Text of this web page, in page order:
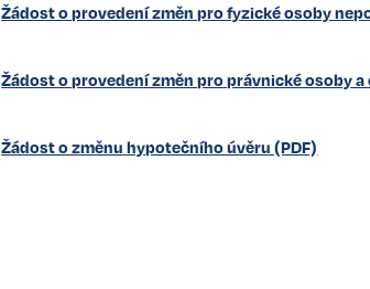
Žádost o provedení změn pro fyzické osoby
Žádost o provedení změn pro právnické osoby a
Žádost o změnu hypotečního úvěru (PDF)